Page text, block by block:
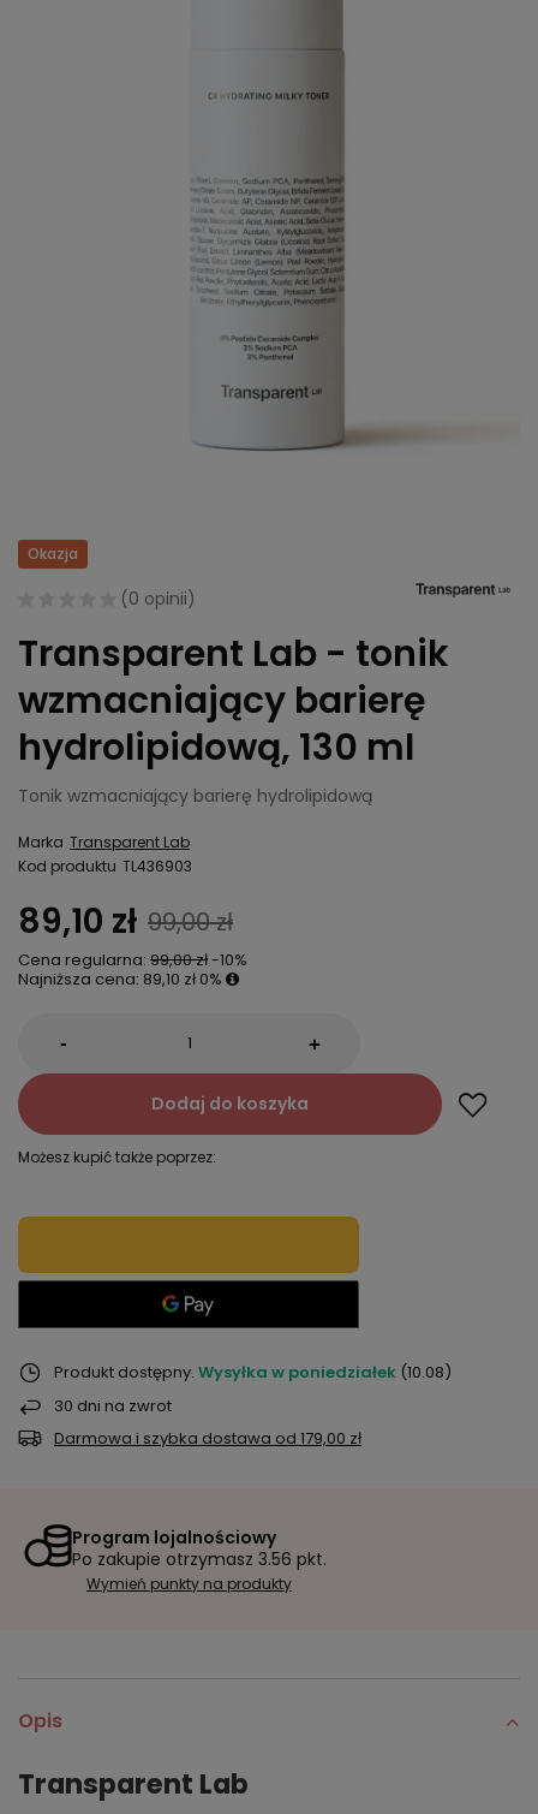
Okazja
(0 opinii)
Transparent Lab - tonik
wzmacniający barierę
hydrolipidową, 130 ml
Tonik wzmacniający barierę hydrolipidową
Marka Transparent Lab
Kod produktu TL436903
89,10 zł 99,00 zł
Cena regularna: 99,00 zł-10%
Najniższa cena: 89,10 zł 0%
- +
Dodaj do koszyka
Możesz kupić także poprzez:
Produkt dostępny Wysyłka w poniedziałek (10.08)
30 dni na zwrot
Darmowa i szybka dostawa od 179,00 zł
Program lojalnościowy
Po zakupie otrzymasz 3.56 pkt.
Wymień punkty na produkty
Opis
Transparent Lab